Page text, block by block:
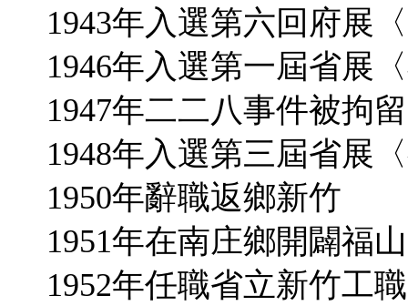
1943年入選第六回府展
1946年入選第一屆省展
1947年二二八事件被拘
1948年入選第三屆省展
1950年辭職返鄉新竹
1951年在南庄鄉開闢福
1952年任職省立新竹工